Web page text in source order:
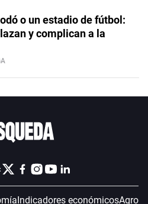
o un estadio de fútbol:
y complican a la
Indicadores económicosAgro